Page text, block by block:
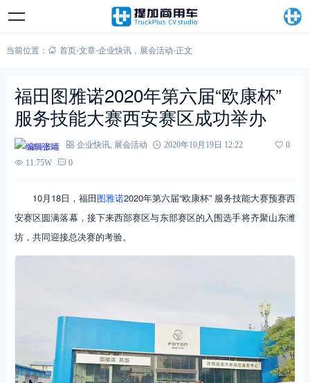
当前位置： 首页-文章-企业快讯， 展会活动-正文
福田图雅诺2020年第六届“欧康杯”
服务技能大赛西安赛区成功举办
编辑张靖 企业快讯, 展会活动 2020年10月19日 12:22
0
11.75W
0
10月18日，福田图雅诺2020年第六届“欧康杯” 服务技能大赛预赛西
安赛区圆满落幕，接下来西部赛区与东部赛区的入围选手将齐聚山东潍
坊，共同迎接总决赛的考验。